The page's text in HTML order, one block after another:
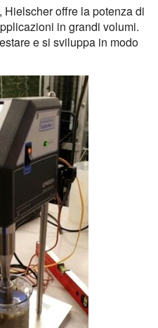
offre la potenza di
in grandi volumi.
e si sviluppa in modo